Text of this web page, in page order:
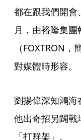
都在跟我們開會
月，由裕隆集
（FOXTRON
對媒體時形容。
劉揚偉深知鴻海
他出奇招另闢戰
「打群架」。